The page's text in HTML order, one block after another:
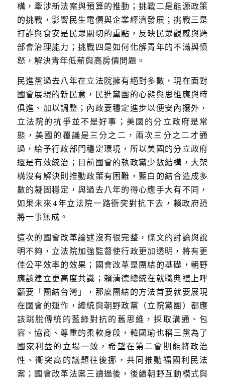
構，牽涉新法案與預算的推動；挑戰二是能源政策
的挑戰，影響民生電價與企業經濟發展；挑戰三是
打詐與食安是民眾關切的重點，反映民眾觀感與跨
部會治理能力；挑戰四是如何化解青年的不滿與憤
怒，解決青年低薪與高房價問題。
民進黨過去八年在立法院擁有絕對多數，現在面對
國會展現的新民意，民進黨團的心態與思維應與時
俱進、加以調整；內政要穩定進步以便安內攘外，
立法院的抗爭並不是好事；美國的分立政府是常
態，美國的覆議是三分之二，兩次三分之二才通
過，給予行政部門穩定環境，所以美國的分立政府
還是有效統治；目前國會的執政黨少數結構，大架
構沒有解決則推動政策有困難，藍白的結合造成多
數的凝固穩定，與過去八年的得心應手大有不同，
如果未來4年立法院一路衝突對抗下去，賴政府恐
將一事無成。
這次的國會改革論述沒有很完整，條文的討論與說
明不夠，立法院加強監督使行政更加透明，將有更
佳公平效率的效果；國會改革是團結的基礎，朝野
應該建立更高度共識；賴清德總統在就職典禮上呼
籲要「團結台灣」，那麼團結的方法首要就要展現
在國會的運作，總統與朝野政黨（立院黨團）都應
該跳脫傳統的藍綠對抗的舊思維，採取溝通、包
容、協商、尊重的柔軟身段，韓國瑜也稱三黨為了
國家利益的立場一致，希望在第二會期能將政治
性、衝突高的議題往後挪，共同推動福國利民法
案；國會改革法案三讀過後，後續朝野互動模式與